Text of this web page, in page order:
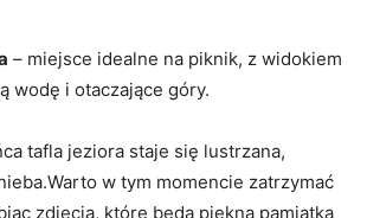
– miejsce idealne na piknik, z widokiem
wodę i otaczające góry.
tafla jeziora staje się lustrzana,
w tym momencie zatrzymać
zdjęcia, które będą piękną‌ pamiątką